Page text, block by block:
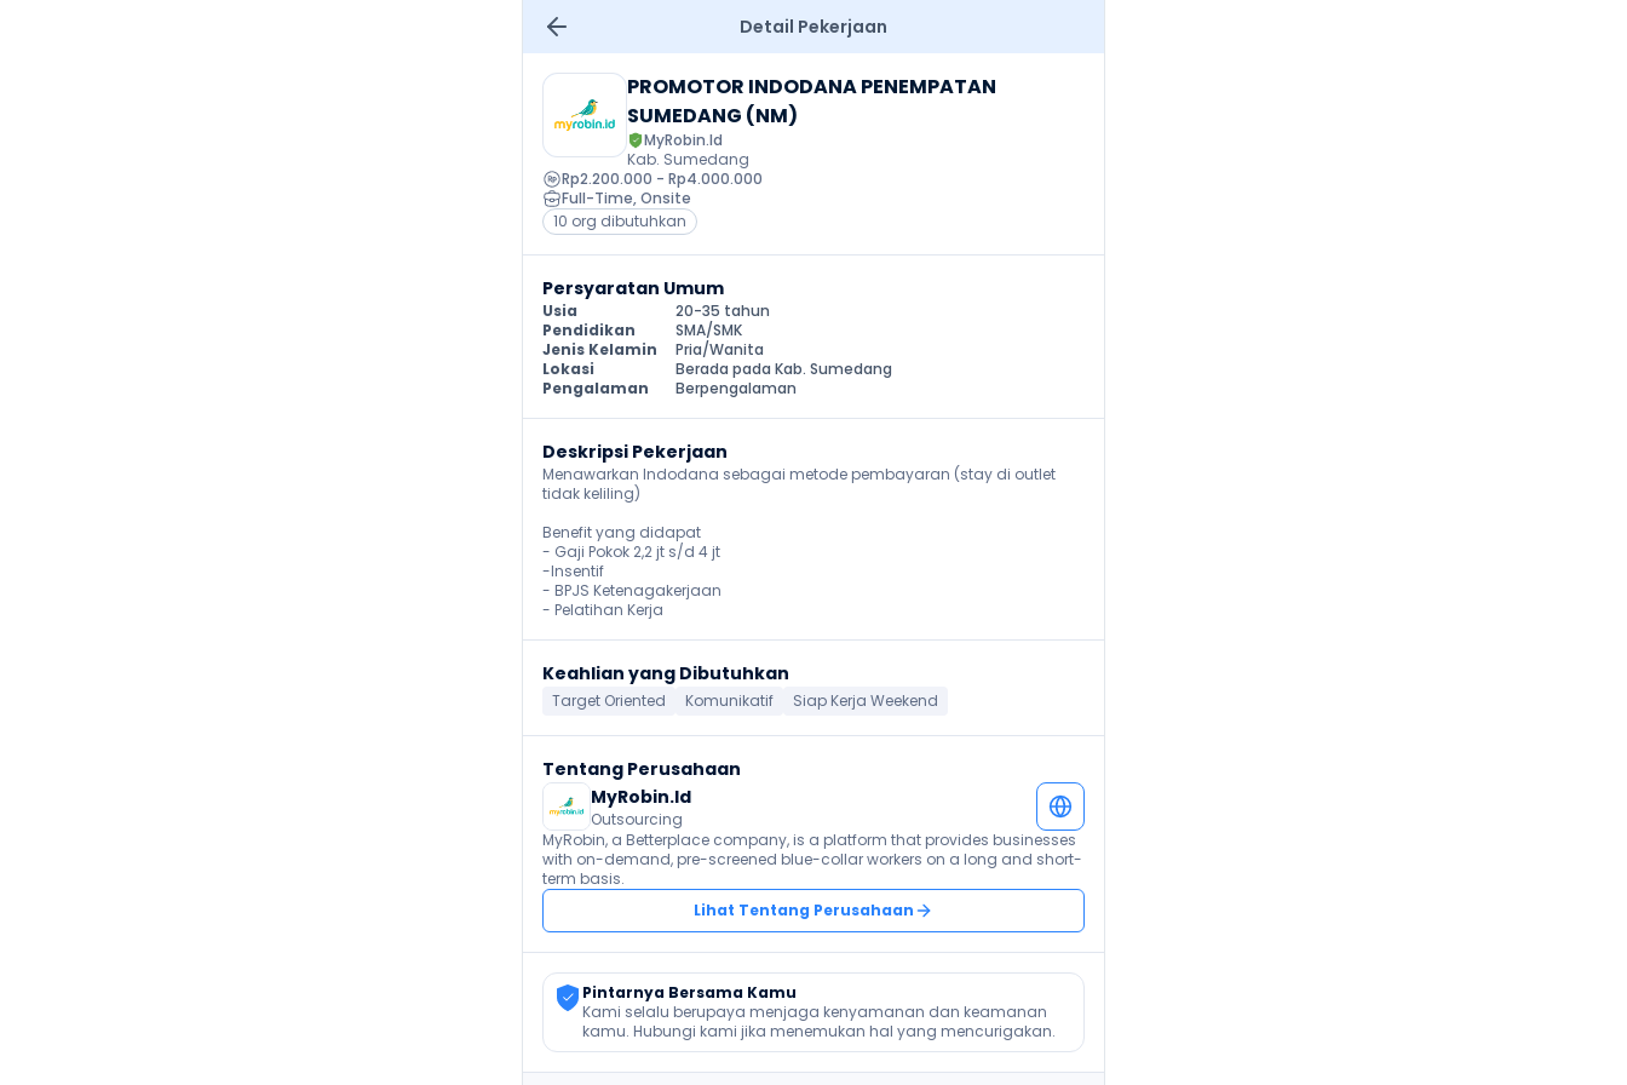
Detail Pekerjaan
PROMOTOR INDODANA PENEMPATAN
SUMEDANG (NM)
MyRobin.Id
Kab. Sumedang
Rp2.200.000 - Rp4.000.000
Full-Time, Onsite
10 org dibutuhkan
Persyaratan Umum
Usia
20-35 tahun
Pendidikan
SMA/SMK
Jenis Kelamin
Pria/Wanita
Lokasi
Berada pada Kab. Sumedang
Pengalaman
Berpengalaman
Deskripsi Pekerjaan
Menawarkan Indodana sebagai metode pembayaran (stay di outlet
tidak keliling)
Benefit yang didapat
- Gaji Pokok 2,2 jt s/d 4 jt
-Insentif
- BPJS Ketenagakerjaan
- Pelatihan Kerja
Keahlian yang Dibutuhkan
Target Oriented Komunikatif Siap Kerja Weekend
Tentang Perusahaan
MyRobin.Id
Outsourcing
MyRobin, a Betterplace company, is a platform that provides businesses
with on-demand, pre-screened blue-collar workers on a long and short-
term basis.
Lihat Tentang Perusahaan
Pintarnya Bersama Kamu
Kami selalu berupaya menjaga kenyamanan dan keamanan
kamu. Hubungi kami jika menemukan hal yang mencurigakan.